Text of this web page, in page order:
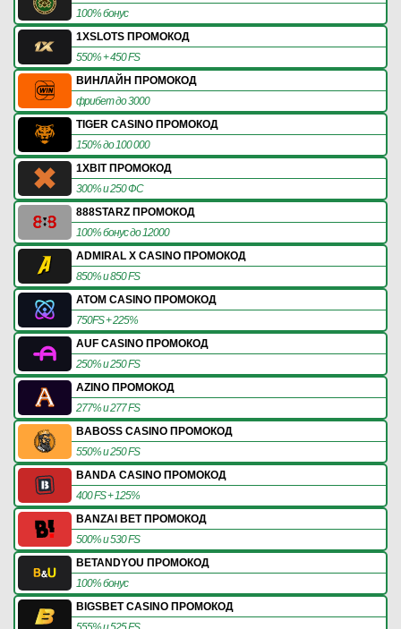
100% бонус
1XSLOTS ПРОМОКОД
550% + 450 FS
ВИНЛАЙН ПРОМОКОД
фрибет до 3000
TIGER CASINO ПРОМОКОД
150% до 100 000
1XBIT ПРОМОКОД
300% и 250 ФС
888STARZ ПРОМОКОД
100% бонус до 12000
ADMIRAL X CASINO ПРОМОКОД
850% и 850 FS
ATOM CASINO ПРОМОКОД
750FS + 225%
AUF CASINO ПРОМОКОД
250% и 250 FS
AZINO ПРОМОКОД
277% и 277 FS
BABOSS CASINO ПРОМОКОД
550% и 250 FS
BANDA CASINO ПРОМОКОД
400 FS + 125%
BANZAI BET ПРОМОКОД
500% и 530 FS
BETANDYOU ПРОМОКОД
100% бонус
BIGSBET CASINO ПРОМОКОД